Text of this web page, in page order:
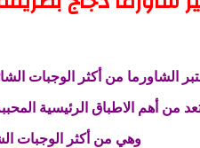
الشاورما من أكثر الوجبات
من أهم الاطباق الرئيسية
وهي من أكثر الوجبات